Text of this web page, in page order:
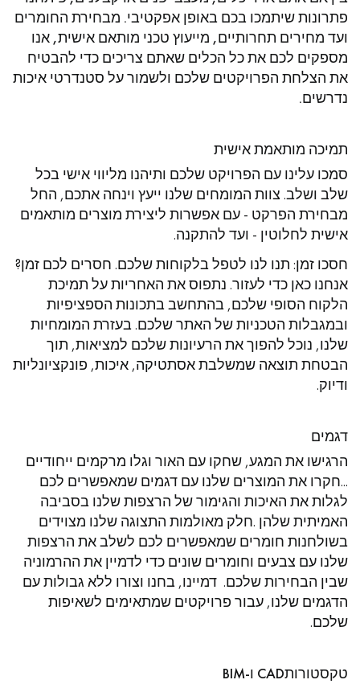
פרקט לוחות רחבים פרקט עץ אלון
אביזרי לפרקט
Our advisors are available at
09-8899140
?יש לכם פרויקט חדש
המומחים שלנו עומדים לרשותכם כדי להדריך אותכם
שלב אחר שלב בבחירה ובהתקנה של הפרקט שלכם.
קבל שיחה חוזרת מיועץ של דקופלוס פרקטים.
קבעו פגישה מותאמת אישית.
קבלו הצעת מחיר בחינם!
פתרונות שיתמכו בכם באופן אפקטיבי. מבחירת החומרים
ועד מחירים תחרותיים, מייעוץ טכני מותאם אישית, אנו
מספקים לכם את כל הכלים שאתם צריכים כדי להבטיח
את הצלחת הפרויקטים שלכם ולשמור על סטנדרטי איכות
נדרשים.
תמיכה מותאמת אישית
סמכו עלינו עם הפרויקט שלכם ותיהנו מליווי אישי בכל
שלב ושלב. צוות המומחים שלנו ייעץ וינחה אתכם, החל
מבחירת הפרקט - עם אפשרות ליצירת מוצרים מותאמים
אישית לחלוטין - ועד להתקנה.
חסכו זמן: תנו לנו לטפל בלקוחות שלכם. חסרים לכם זמן?
אנחנו כאן כדי לעזור. נתפוס את האחריות על תמיכת
הלקוח הסופי שלכם, בהתחשב בתכונות הספציפיות
ובמגבלות הטכניות של האתר שלכם. בעזרת המומחיות
שלנו, נוכל להפוך את הרעיונות שלכם למציאות, תוך
הבטחת תוצאה שמשלבת אסתטיקה, איכות, פונקציונליות
ודיוק.
דגמים
הרגישו את המגע, שחקו עם האור וגלו מרקמים ייחודיים
...חקרו את המוצרים שלנו עם דגמים שמאפשרים לכם
לגלות את האיכות והגימור של הרצפות שלנו בסביבה
האמיתית שלהן .חלק מאולמות התצוגה שלנו מצוידים
בשולחנות חומרים שמאפשרים לכם לשלב את הרצפות
שלנו עם צבעים וחומרים שונים כדי לדמיין את ההרמוניה
שבין הבחירות שלכם. דמיינו, בחנו וצורו ללא גבולות עם
הדגמים שלנו, עבור פרויקטים שמתאימים לשאיפות
שלכם.
טקסטורותCAD ו-BIM